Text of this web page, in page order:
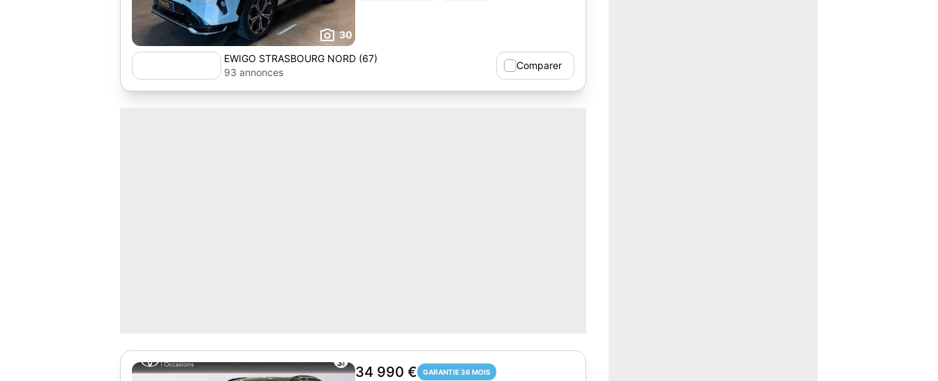
30
EWIGO STRASBOURG NORD (67)
93 annonces
Comparer
34 990 € GARANTIE 36 MOIS